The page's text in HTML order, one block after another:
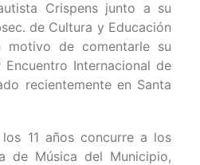
Crispens junto a su
de Cultura y Educación
motivo de comentarle su
Encuentro Internacional de
recientemente en Santa
11 años concurre a los
de Música del Municipio,